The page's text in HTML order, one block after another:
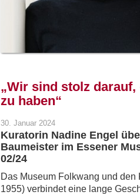
„Wir sind stolz
zu haben“
30. Januar 2024
Kuratorin Nadine Engel
Baumeister im Essener
02/24
Das Museum Folkwang und
1955) verbindet eine lange